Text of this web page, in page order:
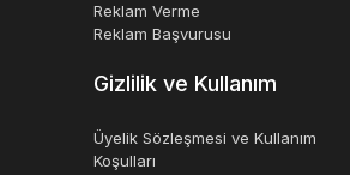
Reklam Verme
Reklam Başvurusu
Gizlilik ve Kullanım
Üyelik Sözleşmesi ve Kullanım
Koşulları